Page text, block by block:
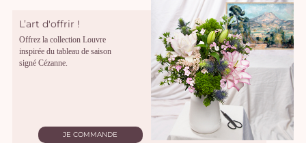
L’art d'offrir !
Offrez la collection Louvre
inspirée du tableau de saison
signé Cézanne.
JE COMMANDE